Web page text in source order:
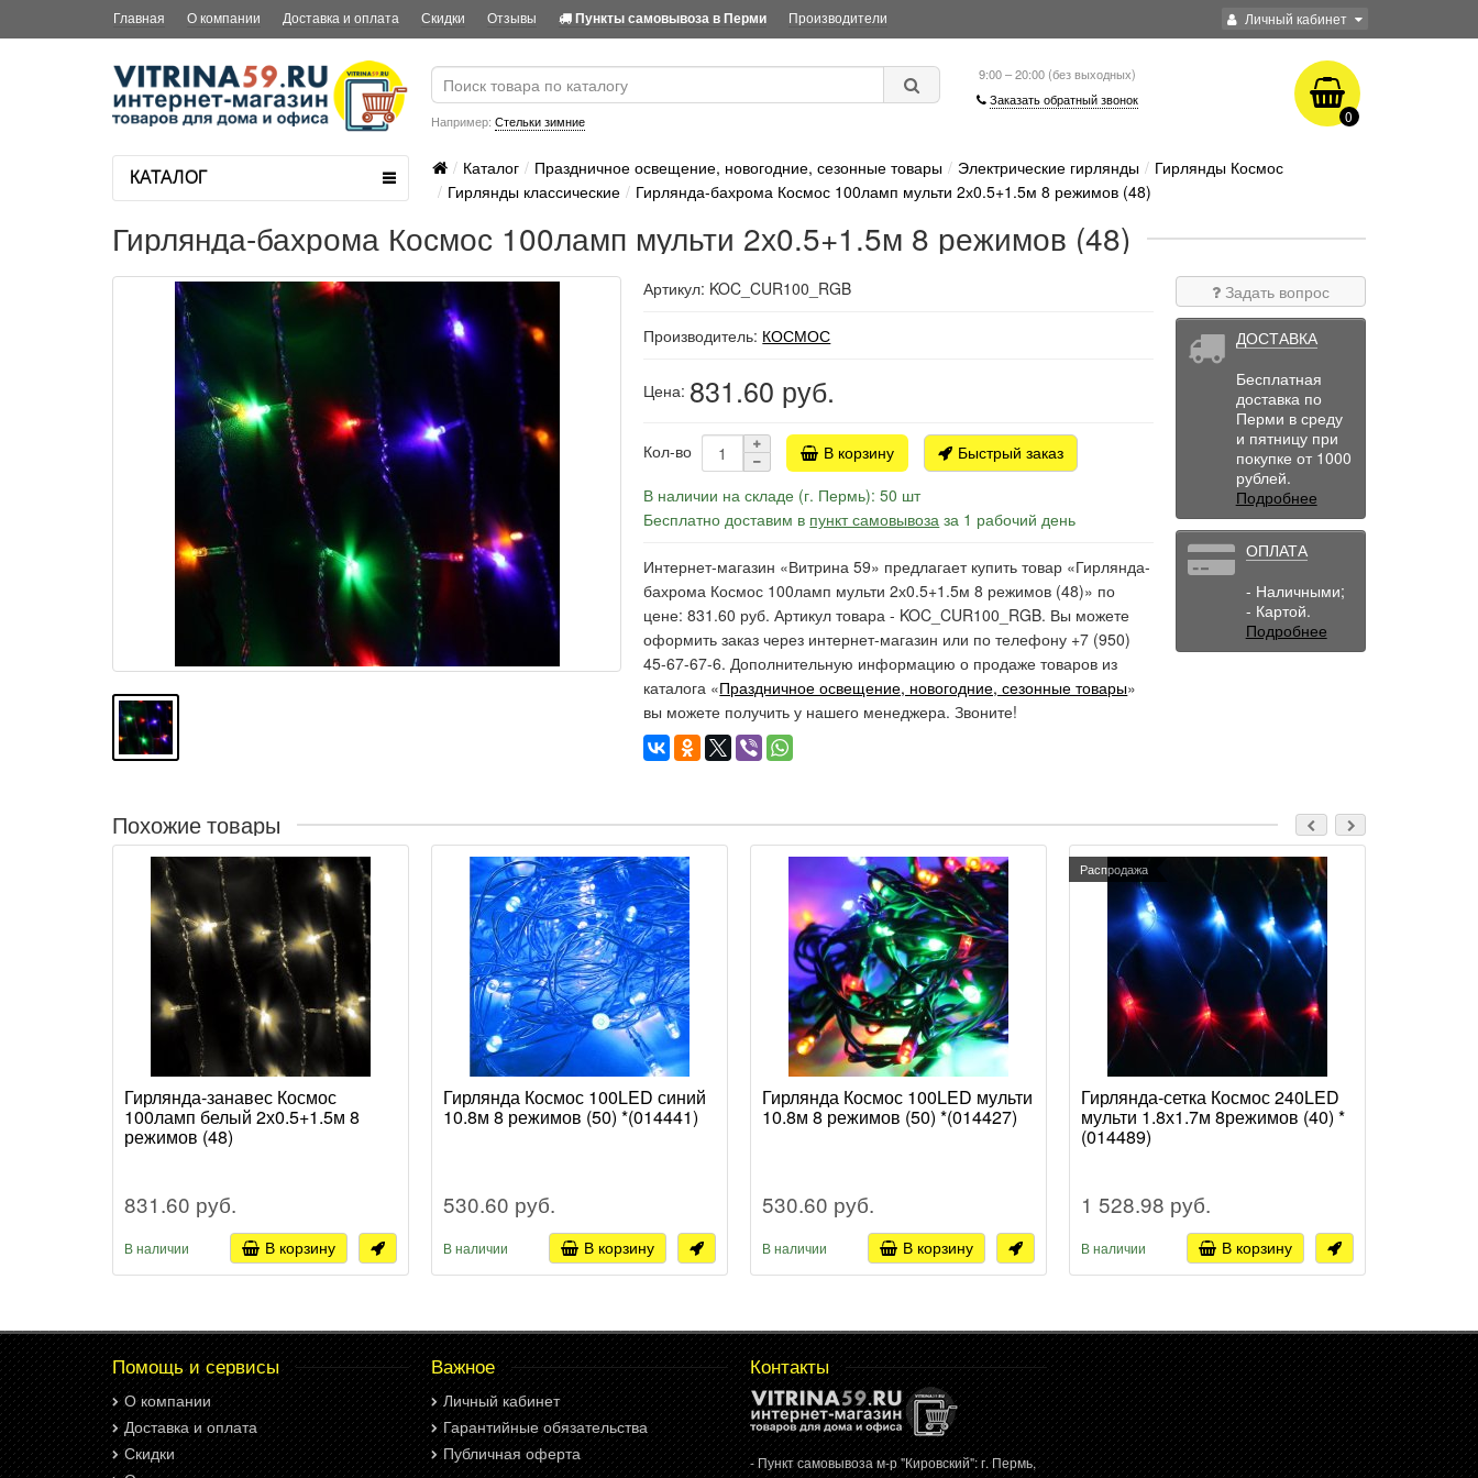
Личный кабинет
Главная О компании Доставка и оплата Скидки Отзывы Пункты самовывоза в Перми Производители
Например: Стельки зимние
9:00 – 20:00 (без выходных)
Заказать обратный звонок
0
КАТАЛОГ Каталог Праздничное освещение, новогодние, сезонные товары Электрические гирлянды
Гирлянды Космос
Гирлянды классические
Гирлянда-бахрома Космос 100ламп мульти 2х0.5+1.5м 8 режимов (48)
Гирлянда-бахрома Космос 100ламп мульти 2х0.5+1.5м 8 режимов (48)
Артикул: KOC_CUR100_RGB
Производитель: КОСМОС
Цена: 831.60 руб.
Кол-во В корзину
Быстрый заказ
В наличии на складе (г. Пермь): 50 шт
Бесплатно доставим в пункт самовывоза за 1 рабочий день
Интернет-магазин «Витрина 59» предлагает купить товар «Гирлянда-
бахрома Космос 100ламп мульти 2х0.5+1.5м 8 режимов (48)» по
цене: 831.60 руб. Артикул товара - KOC_CUR100_RGB. Вы можете
оформить заказ через интернет-магазин или по телефону +7 (950)
45-67-67-6. Дополнительную информацию о продаже товаров из
каталога «Праздничное освещение, новогодние, сезонные товары»
вы можете получить у нашего менеджера. Звоните!
Задать вопрос
ДОСТАВКА
Бесплатная
доставка по
Перми в среду
и пятницу при
покупке от 1000
рублей.
Подробнее
ОПЛАТА
- Наличными;
- Картой.
Подробнее
Похожие товары
Гирлянда-занавес Космос
100ламп белый 2х0.5+1.5м 8
режимов (48)
831.60 руб.
В наличии В корзину
Гирлянда Космос 100LED синий
10.8м 8 режимов (50) *(014441)
530.60 руб.
В наличии В корзину
Гирлянда Космос 100LED мульти
10.8м 8 режимов (50) *(014427)
530.60 руб.
В наличии В корзину
Распродажа
Гирлянда-сетка Космос 240LED
мульти 1.8х1.7м 8режимов (40) *
(014489)
1 528.98 руб.
В наличии В корзину
Помощь и сервисы
О компании
Доставка и оплата
Скидки
Важное
Личный кабинет
Гарантийные обязательства
Публичная оферта
Контакты
- Пункт самовывоза м-р "Кировский": г. Пермь,